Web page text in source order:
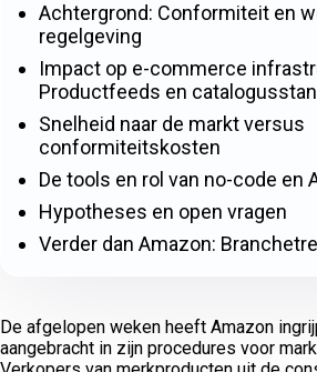
De afgelopen weken heeft Amazon
aangebracht in zijn procedures voor
Achtergrond: Conformiteit en
regelgeving
Impact op e-commerce
Productfeeds en
Snelheid naar de markt versus
conformiteitskosten
De tools en rol van no-code en
Hypotheses en open vragen
Verder dan Amazon: